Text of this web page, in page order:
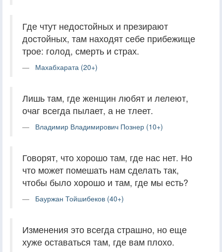
Где чтут недостойных и презирают
достойных, там находят себе прибежище
трое: голод, смерть и страх.
Махабхарата (20+)
Лишь там, где женщин любят и лелеют,
очаг всегда пылает, а не тлеет.
Владимир Владимирович Познер (10+)
Говорят, что хорошо там, где нас нет. Но
что может помешать нам сделать так,
чтобы было хорошо и там, где мы есть?
Бауржан Тойшибеков (40+)
Изменения это всегда страшно, но еще
хуже оставаться там, где вам плохо.